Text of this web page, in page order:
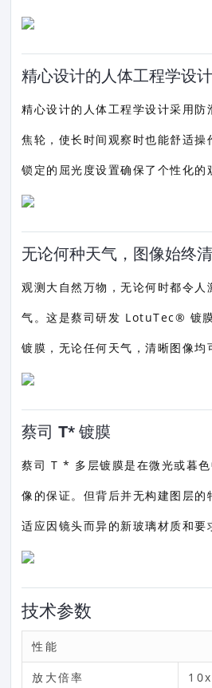
精心设计的人体工程学设计
精心设计的人体工程学设计采用防
焦轮，使长时间观察时也能舒适操
锁定的屈光度设置确保了个性化的
无论何种天气，图像始终
观测大自然万物，无论何时都令人
气。这是蔡司研发 LotuTec® 镀
镀膜，无论任何天气，清晰图像均
蔡司 T* 镀膜
蔡司 T * 多层镀膜是在微光或暮
像的保证。但背后并无构建图层
适应因镜头而异的新玻璃材质和要
技术参数
性能
放大倍率 10x